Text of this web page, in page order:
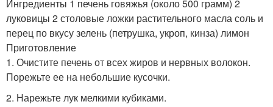
Ингредиенты 1 печень говяжья (около 500 грамм) 2
луковицы 2 столовые ложки растительного масла соль и
перец по вкусу зелень (петрушка, укроп, кинза) лимон
Приготовление
1. Очистите печень от всех жиров и нервных волокон.
Порежьте ее на небольшие кусочки.
2. Нарежьте лук мелкими кубиками.